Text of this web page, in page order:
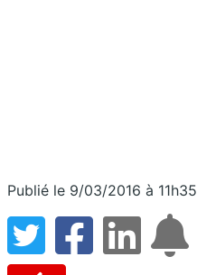
Publié le 9/03/2016 à 11h35